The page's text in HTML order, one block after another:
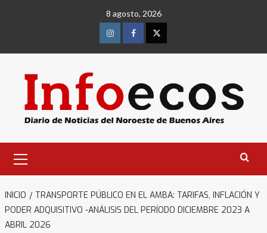
8 agosto, 2026
InstagramFacebookTwitter
primario
INICIO
TRANSPORTE PÚBLICO EN EL AMBA: TARIFAS, INFLACIÓN Y
PODER ADQUISITIVO -ANÁLISIS DEL PERÍODO DICIEMBRE 2023 A
ABRIL 2026